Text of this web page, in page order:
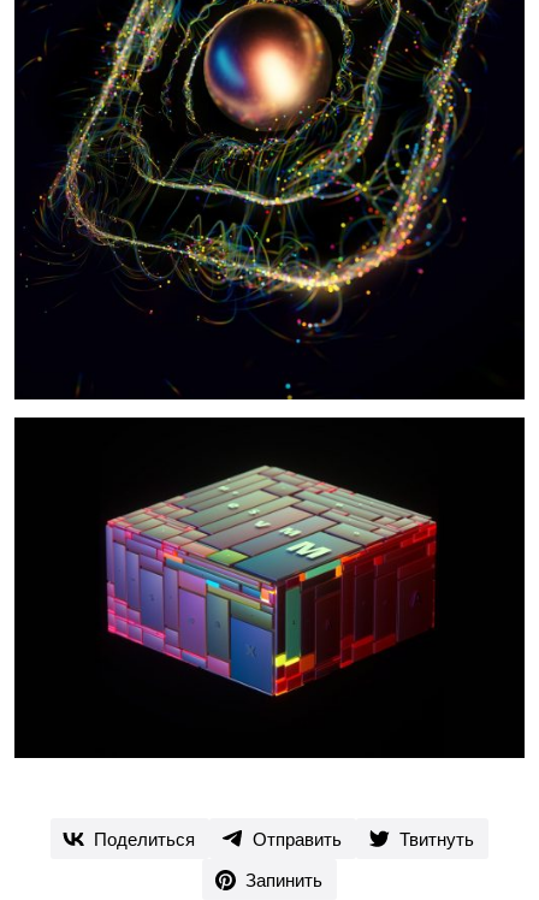
Поделиться Отправить
Твитнуть
Запинить